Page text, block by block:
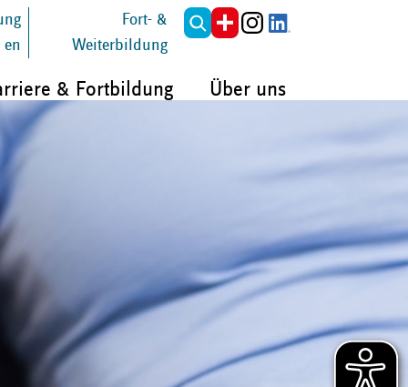
en
Fort- &
Weiterbildung
& Fortbildung Über uns